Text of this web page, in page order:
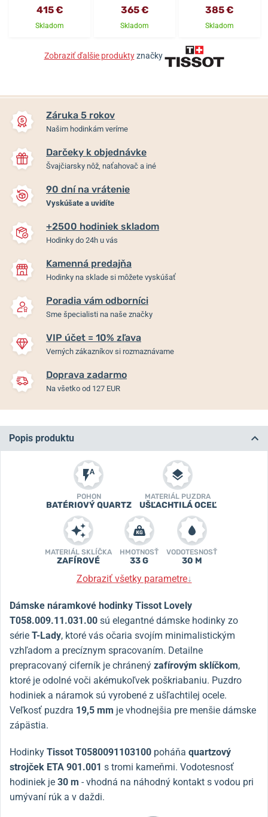
415 €
Skladom
365 €
Skladom
385 €
Skladom
Zobraziť ďalšie produktyznačky
Záruka 5 rokov
Našim hodinkám veríme
Darčeky k objednávke
Švajčiarsky nôž, naťahovač a iné
90 dní na vrátenie
Vyskúšate a uvidíte
+2500 hodiniek skladom
Hodinky do 24h u vás
Kamenná predajňa
Hodinky na sklade si môžete vyskúšať
Poradia vám odborníci
Sme špecialisti na naše značky
VIP účet = 10% zľava
Verných zákazníkov si rozmaznávame
Doprava zadarmo
Na všetko od 127 EUR
Popis produktu
POHON
BATÉRIOVÝ QUARTZ
MATERIÁL PUZDRA
UŠĽACHTILÁ OCEĽ
MATERIÁL SKLÍČKA
ZAFÍROVÉ
HMOTNOSŤ
33 G
VODOTESNOSŤ
30 M
Zobraziť všetky parametre↓
Dámske náramkové hodinky Tissot Lovely
T058.009.11.031.00 sú elegantné dámske hodinky zo
série T-Lady, ktoré vás očaria svojím minimalistickým
vzhľadom a precíznym spracovaním. Detailne
prepracovaný ciferník je chránený zafírovým sklíčkom,
ktoré je odolné voči akémukoľvek poškriabaniu. Puzdro
hodiniek a náramok sú vyrobené z ušľachtilej ocele.
Veľkosť puzdra 19,5 mm je vhodnejšia pre menšie dámske
zápästia.
Hodinky Tissot T0580091103100 poháňa quartzový
strojček ETA 901.001 s tromi kameňmi. Vodotesnosť
hodiniek je 30 m - vhodná na náhodný kontakt s vodou pri
umývaní rúk a v daždi.